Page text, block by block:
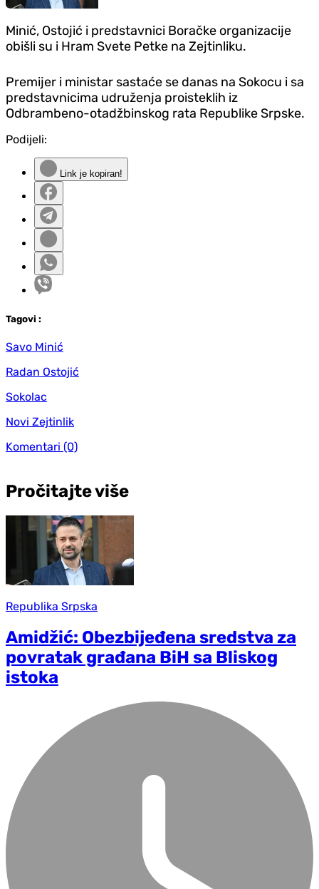
Minić, Ostojić i predstavnici Boračke organizacije
obišli su i Hram Svete Petke na Zejtinliku.
Premijer i ministar sastaće se danas na Sokocu i sa
predstavnicima udruženja proisteklih iz
Odbrambeno-otadžbinskog rata Republike Srpske.
Podijeli:
Link je kopiran!
Tagovi :
Savo Minić
Radan Ostojić
Sokolac
Novi Zejtinlik
Komentari (0)
Pročitajte više
Republika Srpska
Amidžić: Obezbijeđena sredstva za
povratak građana BiH sa Bliskog
istoka